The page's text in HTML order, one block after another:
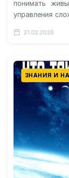
понимать
управления
Этическая
21.02.2026
ЗНАНИЯ И